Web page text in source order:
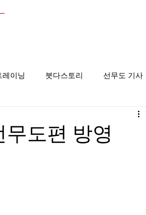
레이닝 붓다스토리 선무도 기사
무도편 방영